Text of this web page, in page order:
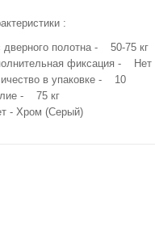
:
дверного полотна - 50-75 кг
фиксация - Нет
в упаковке - 10
- 75 кг
- Хром (Серый)